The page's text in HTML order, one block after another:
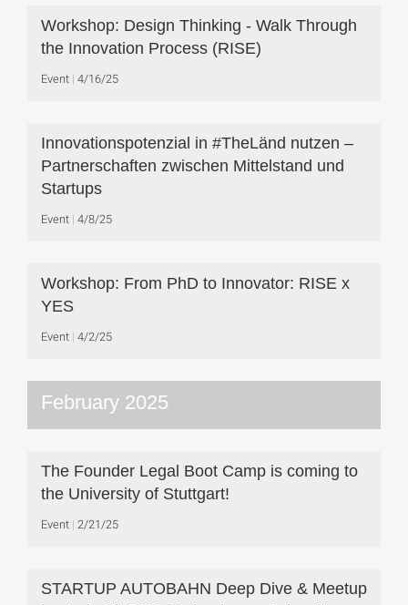
Workshop: Design Thinking - Walk Through
the Innovation Process (RISE)
Event 4/16/25
Innovationspotenzial in #TheLänd nutzen –
Partnerschaften zwischen Mittelstand und
Startups
Event 4/8/25
Workshop: From PhD to Innovator: RISE x
YES
Event 4/2/25
February 2025
The Founder Legal Boot Camp is coming to
the University of Stuttgart!
Event 2/21/25
STARTUP AUTOBAHN Deep Dive & Meetup